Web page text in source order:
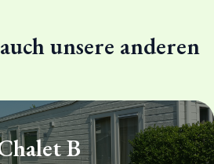
unsere anderen
B